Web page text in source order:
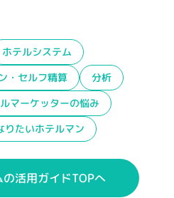
ホテルシステム
・セルフ精算
分析
マーケッターの悩み
りたいホテルマン
の活用ガイドTOPへ